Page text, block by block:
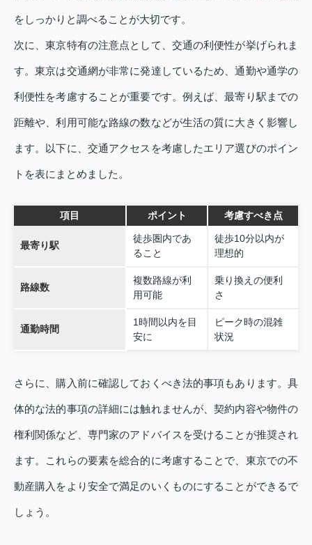
をしっかりと調べることが大切です。
次に、東京特有の注意点として、交通の利便性が挙げられま
す。東京は交通網が非常に発達しているため、通勤や通学の
利便性を考慮することが重要です。例えば、最寄り駅までの
距離や、利用可能な路線の数などが生活の質に大きく影響し
ます。以下に、交通アクセスを考慮したエリア選びのポイン
トを表にまとめました。
項目 ポイント 考慮すべき点
最寄り駅
徒歩圏内であ
ること
徒歩10分以内が
理想的
路線数
複数路線が利
用可能
乗り換えの便利
さ
通勤時間
1時間以内を目
安に
ピーク時の混雑
状況
さらに、購入前に確認しておくべき法的事項もあります。具
体的な法的事項の詳細には触れませんが、契約内容や物件の
権利関係など、専門家のアドバイスを受けることが推奨され
ます。これらの要素を総合的に考慮することで、東京での不
動産購入をより安全で満足のいくものにすることができるで
しょう。